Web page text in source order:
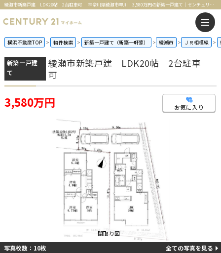
綾瀬市新築戸建 LDK20帖 2台駐車可 神奈川県綾瀬市早川｜3,580万円の新築一戸建て｜センチュリー21マイホーム
横浜不動産TOP 物件検索 新築一戸建て（新築一軒家） 綾瀬市 ＪＲ相模線
新築一戸建
て
綾瀬市新築戸建 LDK20帖 2台駐車
可
3,580万円 お気に入り
間取り図 -
写真枚数：10枚 全ての写真を見る